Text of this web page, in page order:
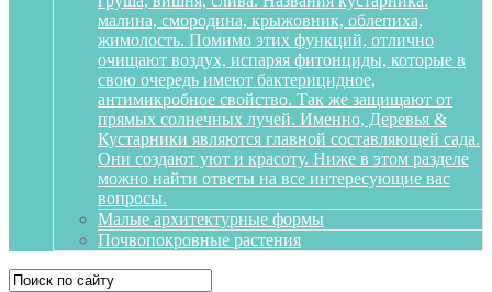
малина, смородина, крыжовник, облепиха,
жимолость. Помимо этих функций, отлично
очищают воздух, испаряя фитонциды, которые в
свою очередь имеют бактерицидное,
антимикробное свойство. Так же защищают от
прямых солнечных лучей. Именно, Деревья &
Кустарники являются главной составляющей сада.
Они создают уют и красоту. Ниже в этом разделе
можно найти ответы на все интересующие вас
вопросы.
Малые архитектурные формы
Почвопокровные растения